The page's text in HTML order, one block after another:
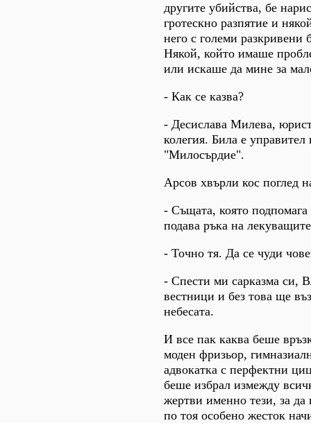
другите убийства, бе
гротескно разпятие и
него с големи разкривени
Някой, който имаше
или искаше да мине за
- Как се казва?
- Десислава Милева,
колегия. Била е
"Милосърдие".
Арсов хвърли кос поглед
- Същата, която
подава ръка на
- Точно тя. Да се чуди
- Спести ми сарказма си,
вестници и без това ще
небесата.
И все пак каква беше
моден фризьор,
адвокатка с перфектни
беше избрал измежду
жертви именно тези, за
по тоя особено жесток